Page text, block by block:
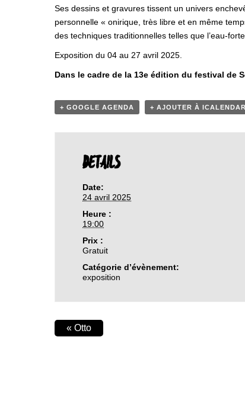
Ses dessins et gravures tissent un univers
personnelle « onirique, très libre et en même
des techniques traditionnelles telles que l’eau-
Exposition du 04 au 27 avril 2025.
Dans le cadre de la 13e édition du festival de
+ GOOGLE AGENDA + AJOUTER À ICALENDAR
DETAILS
Date:
24 avril 2025
Heure :
19:00
Prix :
Gratuit
Catégorie d’évènement:
exposition
« Otto